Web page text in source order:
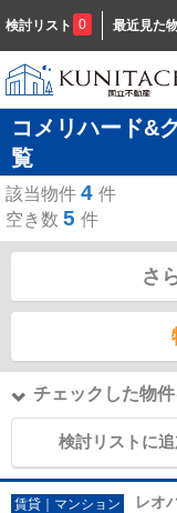
検討リスト 0 最近見た
コメリハード&
覧
該当物件 4 件
空き数 5 件
さ
チェックした物
検討リストに追
賃貸｜マンション レオ